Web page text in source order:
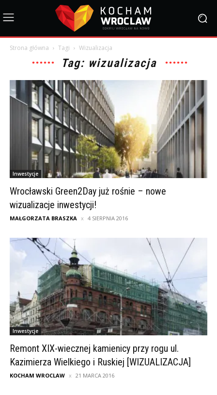
Strona główna Tagi Wizualizacja
Tag: wizualizacja
Inwestycje
Wrocławski Green2Day już rośnie – nowe
wizualizacje inwestycji!
MAŁGORZATA BRASZKA 4 SIERPNIA 2016
Inwestycje
Remont XIX-wiecznej kamienicy przy rogu ul.
Kazimierza Wielkiego i Ruskiej [WIZUALIZACJA]
KOCHAM WROCLAW 21 MARCA 2016